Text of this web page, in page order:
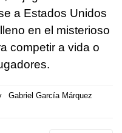
a Estados Unidos
en el misterioso
competir a vida o
Gabriel García Márquez